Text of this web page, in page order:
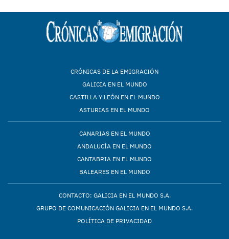
CRÓNICAS DE LA EMIGRACIÓN
GALICIA EN EL MUNDO
CASTILLA Y LEÓN EN EL MUNDO
ASTURIAS EN EL MUNDO
CANARIAS EN EL MUNDO
ANDALUCÍA EN EL MUNDO
CANTABRIA EN EL MUNDO
BALEARES EN EL MUNDO
CONTACTO: GALICIA EN EL MUNDO S.A.
GRUPO DE COMUNICACIÓN GALICIA EN EL MUNDO S.A.
POLÍTICA DE PRIVACIDAD